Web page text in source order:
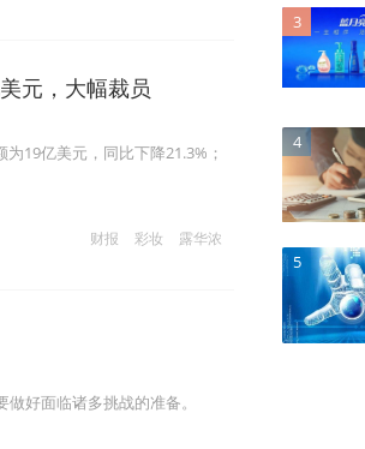
元，大幅裁员
19亿美元，同比下降21.3%；
财报 彩妆 露华浓
好面临诸多挑战的准备。
3
4
5